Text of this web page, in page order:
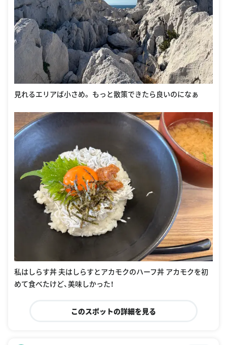
見れるエリアば小さめ。 もっと散策できたら良いのになぁ
私はしらす丼 夫はしらすとアカモクのハーフ丼 アカモクを初
めて食べたけど、美味しかった！
このスポットの詳細を見る